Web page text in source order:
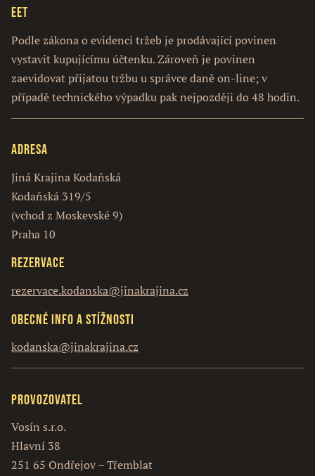
EET
Podle zákona o evidenci tržeb je prodávající povinen
vystavit kupujícímu účtenku. Zároveň je povinen
zaevidovat přijatou tržbu u správce daně on-line; v
případě technického výpadku pak nejpozději do 48 hodin.
Adresa
Jiná Krajina Kodaňská
Kodaňská 319/5
(vchod z Moskevské 9)
Praha 10
Rezervace
rezervace.kodanska@jinakrajina.cz
Obecné info a stížnosti
kodanska@jinakrajina.cz
Provozovatel
Vosín s.r.o.
Hlavní 38
251 65 Ondřejov – Třemblat